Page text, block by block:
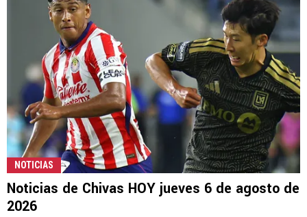
NOTICIAS
Noticias de Chivas HOY jueves 6 de agosto de
2026